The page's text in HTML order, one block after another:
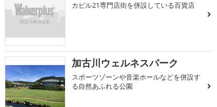
カピル21専門店街を併設している百貨店
加古川ウェルネスパーク
スポーツゾーンや音楽ホールなどを併設す
る自然あふれる公園